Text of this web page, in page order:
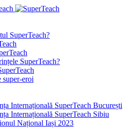
SuperTeach?
SuperTeach?
super-eroi
Internațională SuperTeach București
Internațională SuperTeach Sibiu
Național Iași 2023